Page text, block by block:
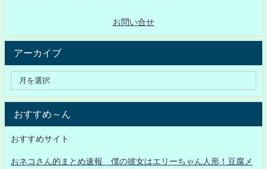
お問い合せ
アーカイブ
おすすめ～ん
おすすめサイト
おネコさん的まとめ速報 僕の彼女はエリーちゃん人形！豆腐メ